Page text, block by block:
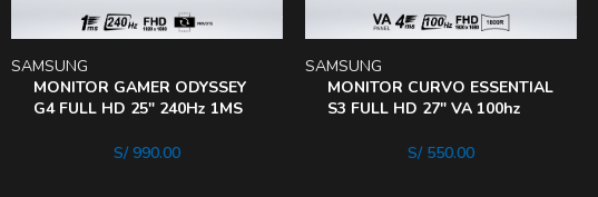
MONITOR GAMER ODYSSEY
G4 FULL HD 25″ 240Hz 1MS
SAMSUNG
S/990.00
MONITOR CURVO ESSENTIAL
S3 FULL HD 27″ VA 100hz
SAMSUNG
S/550.00